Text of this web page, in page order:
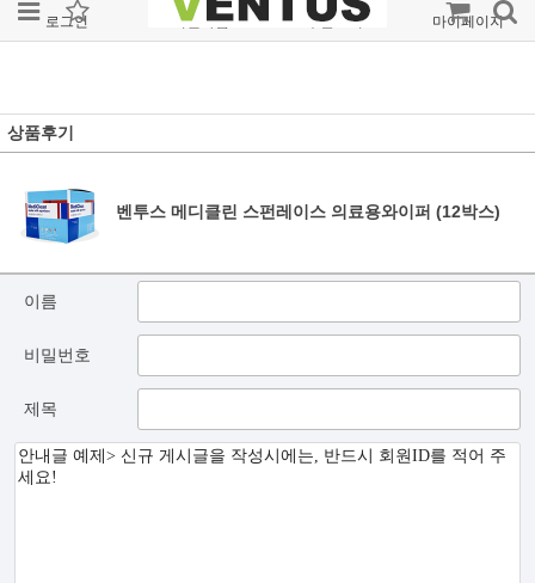
로그인 회원가입 주문조회 마이페이지
상품후기
벤투스 메디클린 스펀레이스 의료용와이퍼 (12박스)
이름
비밀번호
제목